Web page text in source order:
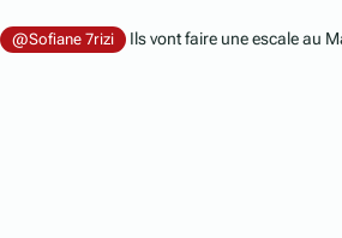
@Sofiane 7rizi Ils vont faire une escale au